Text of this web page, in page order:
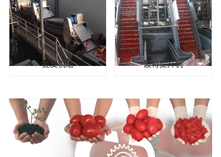
搓皮机组 波特提升机